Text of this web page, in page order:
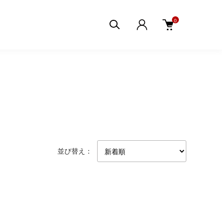
0
並び替え：